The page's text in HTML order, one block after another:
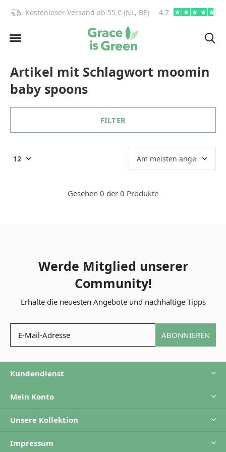
Kostenloser Versand ab 55 € (NL, BE) 4.7
Artikel mit Schlagwort moomin
baby spoons
FILTER
Gesehen 0 der 0 Produkte
Werde Mitglied unserer
Community!
Erhalte die neuesten Angebote und nachhaltige Tipps
ABONNIEREN
Kundendienst
Mein Konto
Unsere Kollektion
Impressum